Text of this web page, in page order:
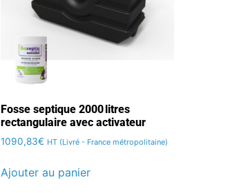
Fosse septique 2000 litres
rectangulaire avec activateur
1090,83€ HT (Livré - France métropolitaine)
Ajouter au panier